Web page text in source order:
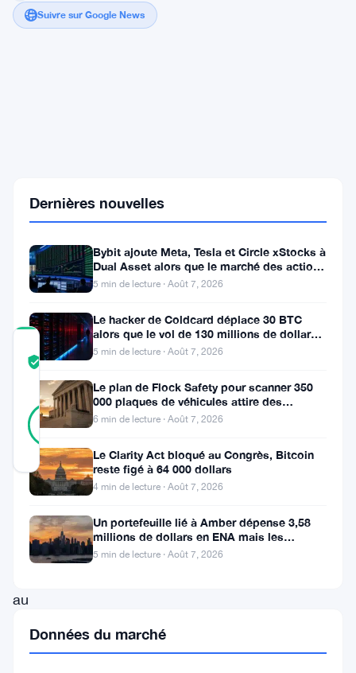
Suivre sur Google News
blockchain
protéger
COMMUNITY
TRUST
91
Vérifié
34
votes
Mis à jour 3 mois il y a
parti
au
souhaite
Dernières nouvelles
Bybit ajoute Meta, Tesla et Circle xStocks à
Dual Asset alors que le marché des actions
tokenisées atteint
5 min de lecture · Août 7, 2026
Le hacker de Coldcard déplace 30 BTC
alors que le vol de 130 millions de dollars
entre dans une nouvelle phase
5 min de lecture · Août 7, 2026
Le plan de Flock Safety pour scanner 350
000 plaques de véhicules attire des
poursuites et le retrait du LAPD
6 min de lecture · Août 7, 2026
Le Clarity Act bloqué au Congrès, Bitcoin
reste figé à 64 000 dollars
4 min de lecture · Août 7, 2026
Un portefeuille lié à Amber dépense 3,58
millions de dollars en ENA mais les
acheteurs ne suivent pas
5 min de lecture · Août 7, 2026
Données du marché